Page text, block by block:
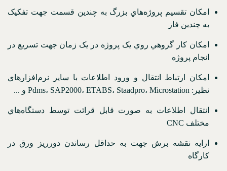
امكان تقسيم پروژه‌هاي بزرگ به چندين قسمت جهت تفكيک
به چندين فاز
امكان كار گروهي روي يک پروژه در يک زمان جهت تسريع در
انجام پروژه
امكان ارتباط انتقال و ورود اطلاعات با ساير نرم‌افزارهاي
نظير: Pdms، SAP2000، ETABS، Staadpro، Microstation و ...
انتقال اطلاعات به صورت قابل قرائت توسط دستگاه‌هاي
مختلف CNC
ارايه نقشه برش جهت به حداقل رساندن دورريز ورق در
كارگاه